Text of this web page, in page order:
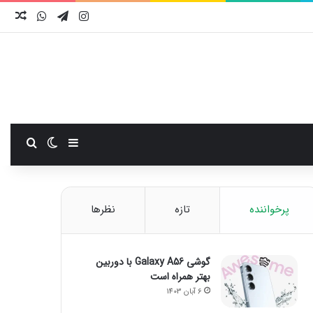
اینستاگرام
تلگرام واتس
سایدبارتغییر
پرخواننده تازه نظرها
گوشی Galaxy A56 با دوربین
بهتر همراه است
6 آبان 1403